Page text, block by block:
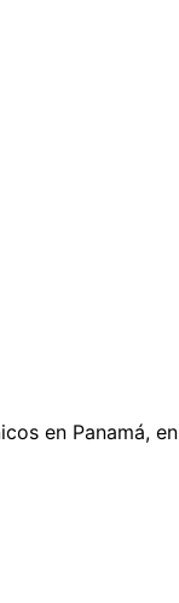
en Panamá, en